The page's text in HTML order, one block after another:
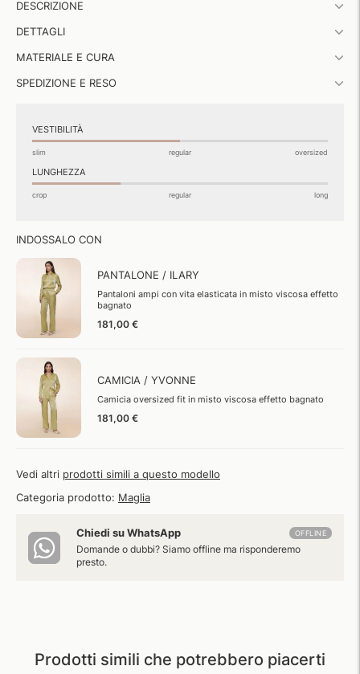
un
al
DESCRIZIONE
DETTAGLI
MATERIALE E CURA
SPEDIZIONE E RESO
VESTIBILITÀ
slim regular oversized
LUNGHEZZA
crop regular long
INDOSSALO CON
PANTALONE / ILARY
Pantaloni ampi con vita elasticata in misto viscosa effetto
bagnato
181,00 €
CAMICIA / YVONNE
Camicia oversized fit in misto viscosa effetto bagnato
181,00 €
Vedi altri prodotti simili a questo modello
Categoria prodotto: Maglia
Chiedi su WhatsApp OFFLINE
Domande o dubbi? Siamo offline ma risponderemo
presto.
Prodotti simili che potrebbero piacerti